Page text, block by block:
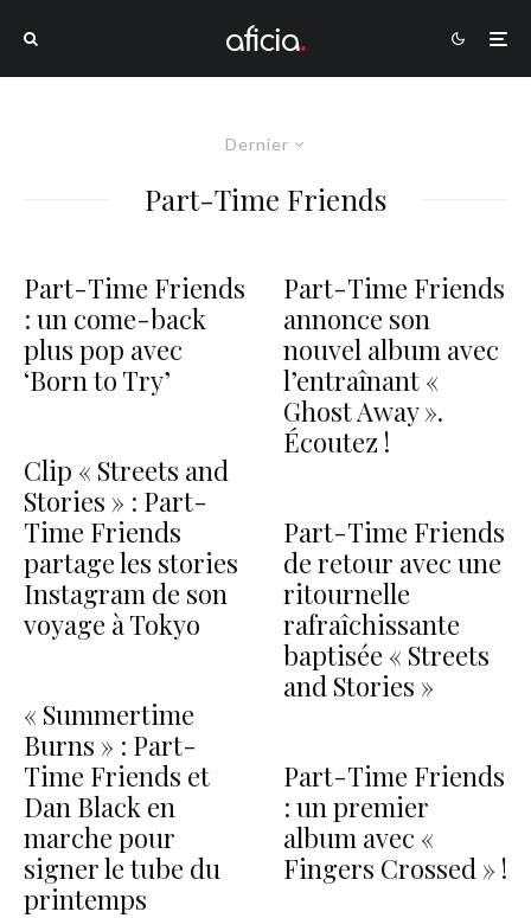
Dernier
Part-Time Friends
Part-Time Friends
: un come-back
plus pop avec
‘Born to Try’
Clip « Streets and
Stories » : Part-
Time Friends
partage les stories
Instagram de son
voyage à Tokyo
« Summertime
Burns » : Part-
Time Friends et
Dan Black en
marche pour
signer le tube du
printemps
Part-Time Friends
annonce son
nouvel album avec
l’entraînant «
Ghost Away ».
Écoutez !
Part-Time Friends
de retour avec une
ritournelle
rafraîchissante
baptisée « Streets
and Stories »
Part-Time Friends
: un premier
album avec «
Fingers Crossed » !